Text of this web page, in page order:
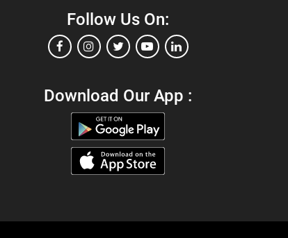
Follow Us On:
Download Our App :